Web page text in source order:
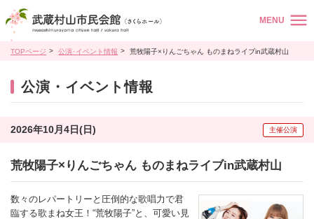
MENU
TOPページ 公演･イベント情報 荒牧陽子×りんごちゃん ものまねライブin武蔵村山
公演・イベント情報
2026年10月4日(日) 主催公演
荒牧陽子×りんごちゃん ものまねライブin武蔵村山
数々のレパートリーと圧倒的な歌唱力で君
臨する歌まね女王！“荒牧陽子”と、可愛い見